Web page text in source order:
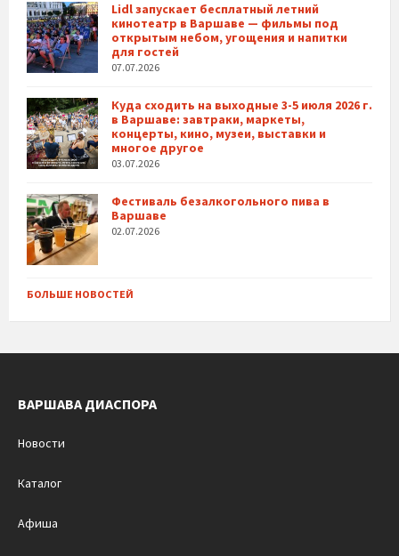
Lidl запускает бесплатный летний
кинотеатр в Варшаве — фильмы под
открытым небом, угощения и напитки
для гостей
07.07.2026
Куда сходить на выходные 3-5 июля 2026 г.
в Варшаве: завтраки, маркеты,
концерты, кино, музеи, выставки и
многое другое
03.07.2026
Фестиваль безалкогольного пива в
Варшаве
02.07.2026
БОЛЬШЕ НОВОСТЕЙ
ВАРШАВА ДИАСПОРА
Новости
Каталог
Афиша